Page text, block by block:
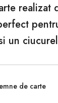
realizat
un
de carte